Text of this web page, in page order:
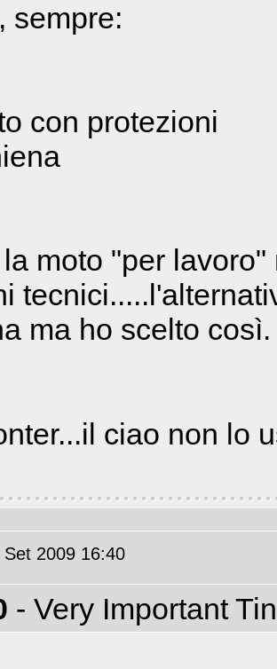
sempre:
con protezioni
moto "per
ma ho scelto così.
ciao non lo
2009 16:40
- Very Important